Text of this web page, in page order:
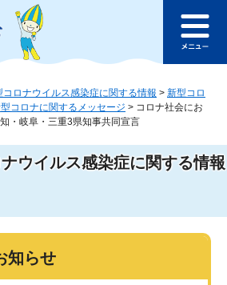
このページの本文へ
ュ
コロナウイルス感染症に関する情報 > 新型コロ
コロナに関するメッセージ > コロナ社会にお
・岐阜・三重3県知事共同宣言
ウイルス感染症に関する情報
知らせ